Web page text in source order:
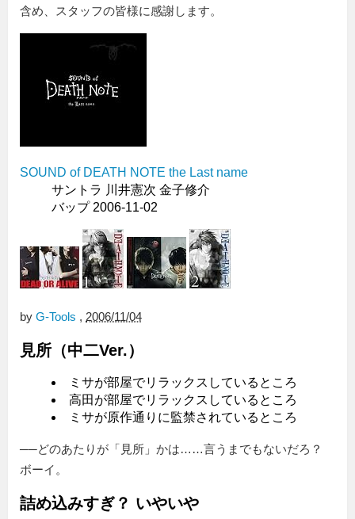
含め、スタッフの皆様に感謝します。
SOUND of DEATH NOTE the Last name
サントラ 川井憲次 金子修介
バップ 2006-11-02
by G-Tools , 2006/11/04
見所（中二Ver.）
ミサが部屋でリラックスしているところ
高田が部屋でリラックスしているところ
ミサが原作通りに監禁されているところ
──どのあたりが「見所」かは……言うまでもないだろ？
ボーイ。
詰め込みすぎ？ いやいや